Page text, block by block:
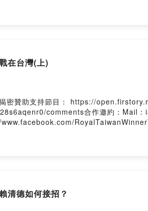
在台灣(上)
密贊助支持節目： https://
comments合作邀約：Mail：
清德如何接招？